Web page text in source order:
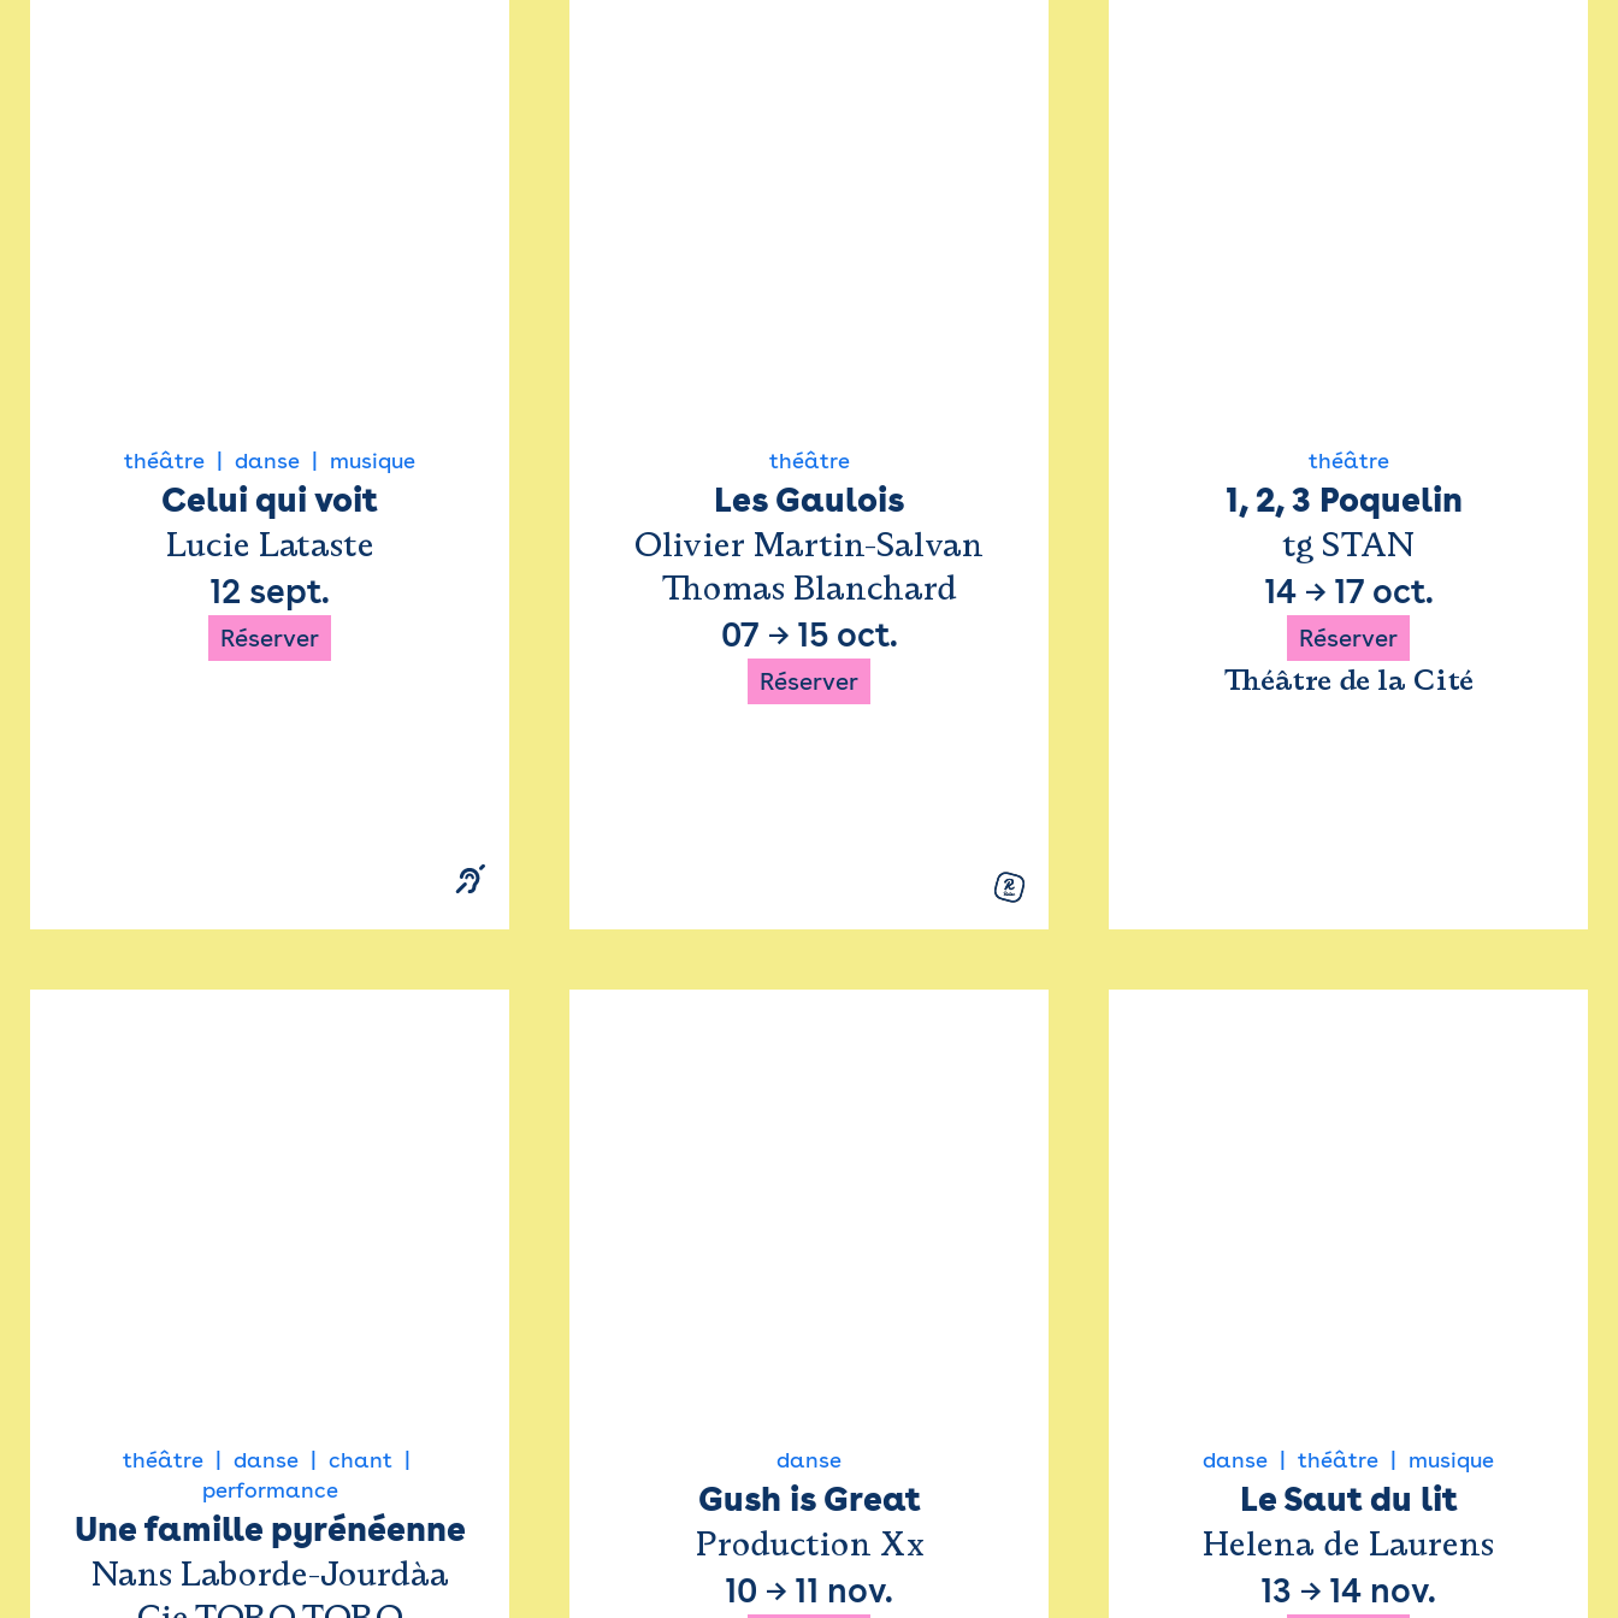
théâtre danse musique
Celui qui voit
Lucie Lataste
12 sept.
Réserver
théâtre
Les Gaulois
Olivier Martin-Salvan
Thomas Blanchard
07 → 15 oct.
Réserver
théâtre
1, 2, 3 Poquelin
tg STAN
14→ 17 oct.
Réserver
Théâtre de la Cité
théâtre danse
chant
performance
Une famille pyrénéenne
Nans Laborde-Jourdàa
danse
Gush is Great
Production Xx
10 → 11 nov.
danse théâtre musique
Le Saut du lit
Helena de Laurens
13 → 14 nov.